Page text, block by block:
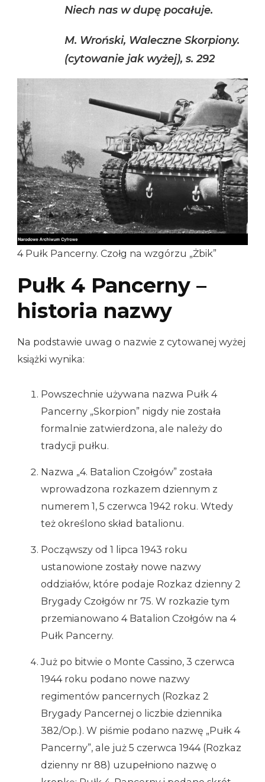
Niech nas w dupę pocałuje.
M. Wroński, Waleczne Skorpiony.
(cytowanie jak wyżej), s. 292
4 Pułk Pancerny. Czołg na wzgórzu „Żbik”
Pułk 4 Pancerny –
historia nazwy
Na podstawie uwag o nazwie z cytowanej wyżej
książki wynika:
Powszechnie używana nazwa Pułk 4
Pancerny „Skorpion” nigdy nie została
formalnie zatwierdzona, ale należy do
tradycji pułku.
Nazwa „4. Batalion Czołgów” została
wprowadzona rozkazem dziennym z
numerem 1, 5 czerwca 1942 roku. Wtedy
też określono skład batalionu.
Począwszy od 1 lipca 1943 roku
ustanowione zostały nowe nazwy
oddziałów, które podaje Rozkaz dzienny 2
Brygady Czołgów nr 75. W rozkazie tym
przemianowano 4 Batalion Czołgów na 4
Pułk Pancerny.
Już po bitwie o Monte Cassino, 3 czerwca
1944 roku podano nowe nazwy
regimentów pancernych (Rozkaz 2
Brygady Pancernej o liczbie dziennika
382/Op.). W piśmie podano nazwę „Pułk 4
Pancerny”, ale już 5 czerwca 1944 (Rozkaz
dzienny nr 88) uzupełniono nazwę o